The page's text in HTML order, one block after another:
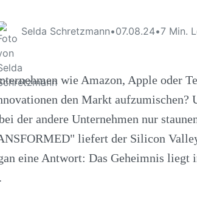
Selda Schretzmann•07.08.24•7 Min.
wie Amazon, Apple oder
den Markt aufzumischen?
der andere Unternehmen nur
liefert der Silicon
eine Antwort: Das Geheimnis liegt